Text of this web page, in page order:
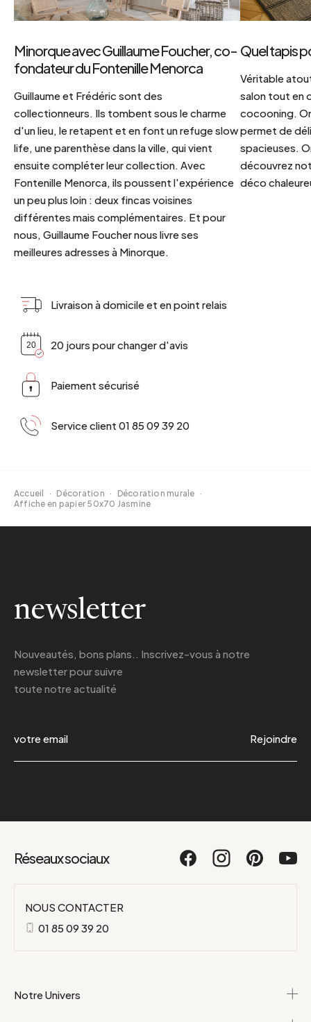
Minorque avec Guillaume Foucher, co-
fondateur du Fontenille Menorca
Guillaume et Frédéric sont des
collectionneurs. Ils tombent sous le charme
d'un lieu, le retapent et en font un refuge slow
life, une parenthèse dans la ville, qui vient
ensuite compléter leur collection. Avec
Fontenille Menorca, ils poussent l'expérience
un peu plus loin : deux fincas voisines
différentes mais complémentaires. Et pour
nous, Guillaume Foucher nous livre ses
meilleures adresses à Minorque.
Quel tapis
Véritable
salon tout en
cocooning.
permet de
spacieuses.
découvrez
déco
Livraison à domicile et en point relais
20 jours pour changer d'avis
Paiement sécurisé
Service client 01 85 09 39 20
Accueil · Décoration · Décoration murale ·
Affiche en papier 50x70 Jasmine
newsletter
Nouveautés, bons plans.. Inscrivez-vous à notre
newsletterpour suivre
toute notre actualité
Rejoindre
Réseaux sociaux
NOUS CONTACTER
01 85 09 39 20
Notre Univers